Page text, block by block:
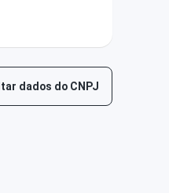
dados do CNPJ